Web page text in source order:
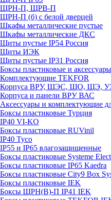
ЩРН-П, ЩРВ-П
ЩРН-П (б) с белой дверцей
Шкафы металлические пустые
Шкафы металлические ДКС
Щиты пустые IP54 Россия
Щиты ИЭК
Щиты пустые IP31 Россия
Боксы пластиковые и
Комплектующие TEKFOR
Корпуса ВРУ, ШЭС, ЩО, ЩЭ,
Корпуса и панели ВРУ ВАС
Аксессуары и
Боксы пластиковые Турция
IP40 VI-KO
Боксы пластиковые RUVinil
IP40 Тусо
IP55 и IP65 влагозащищенные
Боксы пластиковые Systeme
Боксы пластиковые IP65 Kaedra
Боксы пластиковые City9 Box
Боксы пластиковые IEK
Боксы ЩРН(В)-П IP41 IEK